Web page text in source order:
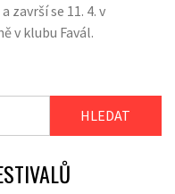
završí se 11. 4. v
v klubu Favál.